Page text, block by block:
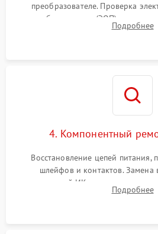
преобразователе. Проверка
преобразователя (ЭОП) на
шумов и засветок. Диагностика
Подробнее
4. Компонентный
Восстановление цепей питания,
шлейфов и контактов. Замена
неисправной ИК-подсветки или
очистка плат и удалениеПодробнее